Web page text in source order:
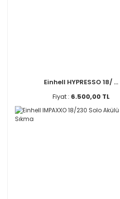
Einhell HYPRESSO 18/ ...
Fiyat : 6.500,00 TL